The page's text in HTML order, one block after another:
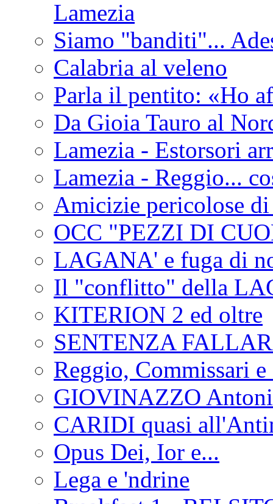
Lamezia
Siamo "banditi"...
Calabria al veleno
Parla il pentito: «Ho
Da Gioia Tauro al
Lamezia - Estorsori
Lamezia - Reggio...
Amicizie pericolose
OCC "PEZZI DI
LAGANA' e fuga di
Il "conflitto" della
KITERION 2 ed oltre
SENTENZA
Reggio, Commissari
GIOVINAZZO
CARIDI quasi
Opus Dei, Ior e...
Lega e 'ndrine